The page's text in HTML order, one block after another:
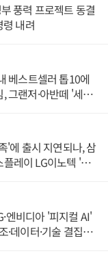
풍력 프로젝트 동결
내려
베스트셀러 톱10에
그랜저·아반떼 '세단
'에 출시 지연되나, 삼
레이 LG이노텍 '탈
엔비디아 '피지컬 AI'
·데이터·기술 결집